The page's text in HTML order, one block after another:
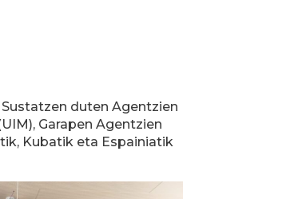
duten Agentzien
Garapen Agentzien
Kubatik eta Espainiatik